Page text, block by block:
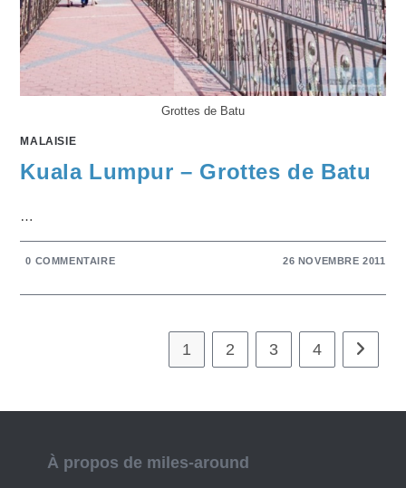
Grottes de Batu
MALAISIE
Kuala Lumpur – Grottes de Batu
…
0 COMMENTAIRE 26 NOVEMBRE 2011
1 2 3 4 Aller à
À propos de miles-around